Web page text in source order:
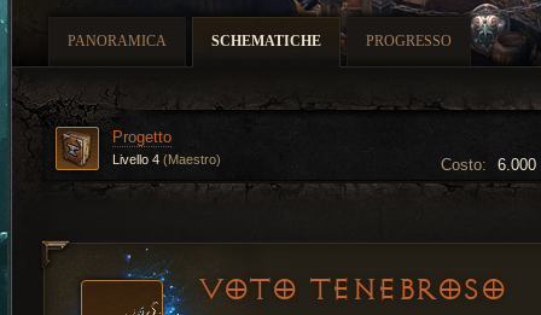
PANORAMICA SCHEMATICHE PROGRESSO
Costo: 6.000
Progetto
Livello 4 (Maestro)
VOTO TENEBROSO